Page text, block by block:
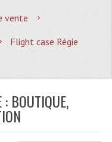
vente
Flight case Régie
: BOUTIQUE,